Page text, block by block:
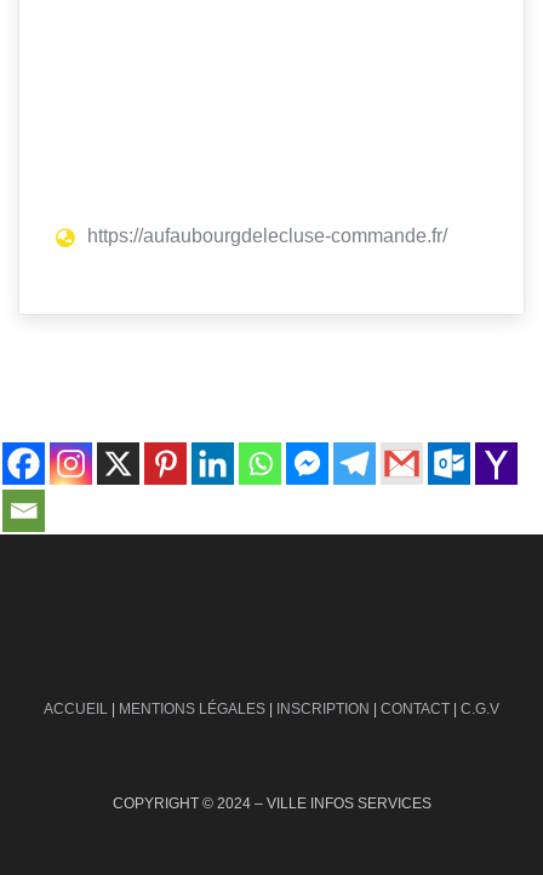
https://aufaubourgdelecluse-commande.fr/
ACCUEIL | MENTIONS LÉGALES | INSCRIPTION | CONTACT | C.G.V
COPYRIGHT © 2024 – VILLE INFOS SERVICES